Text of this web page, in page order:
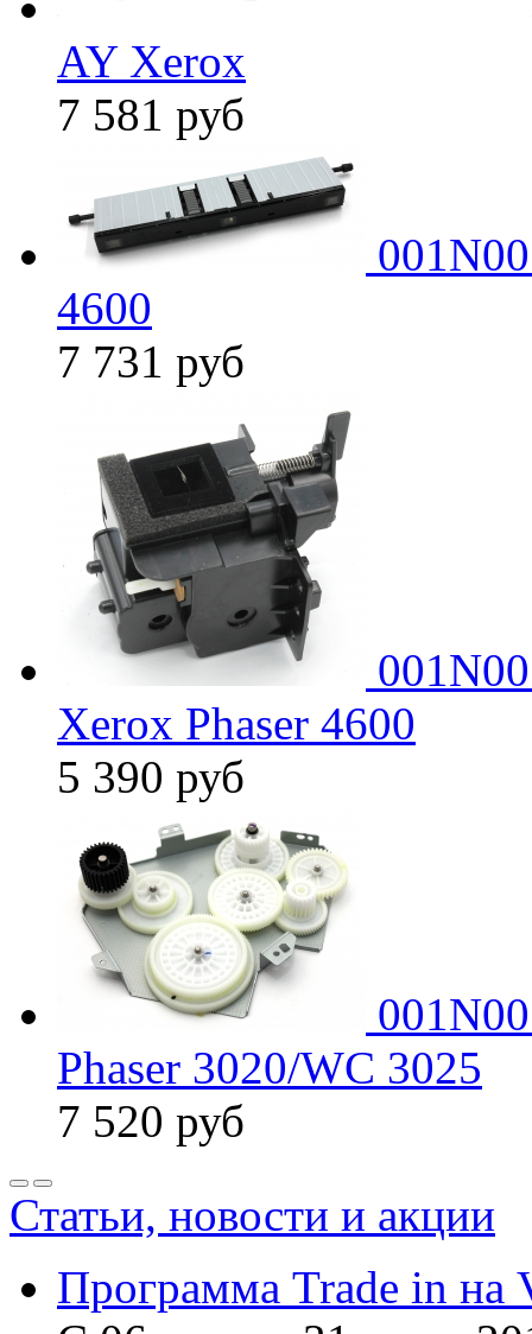
AY Xerox
7 581 руб
4600
7 731 руб
Xerox Phaser 4600
5 390 руб
Phaser 3020/WC 3025
7 520 руб
Статьи, новости и акции
Программа Trade in на